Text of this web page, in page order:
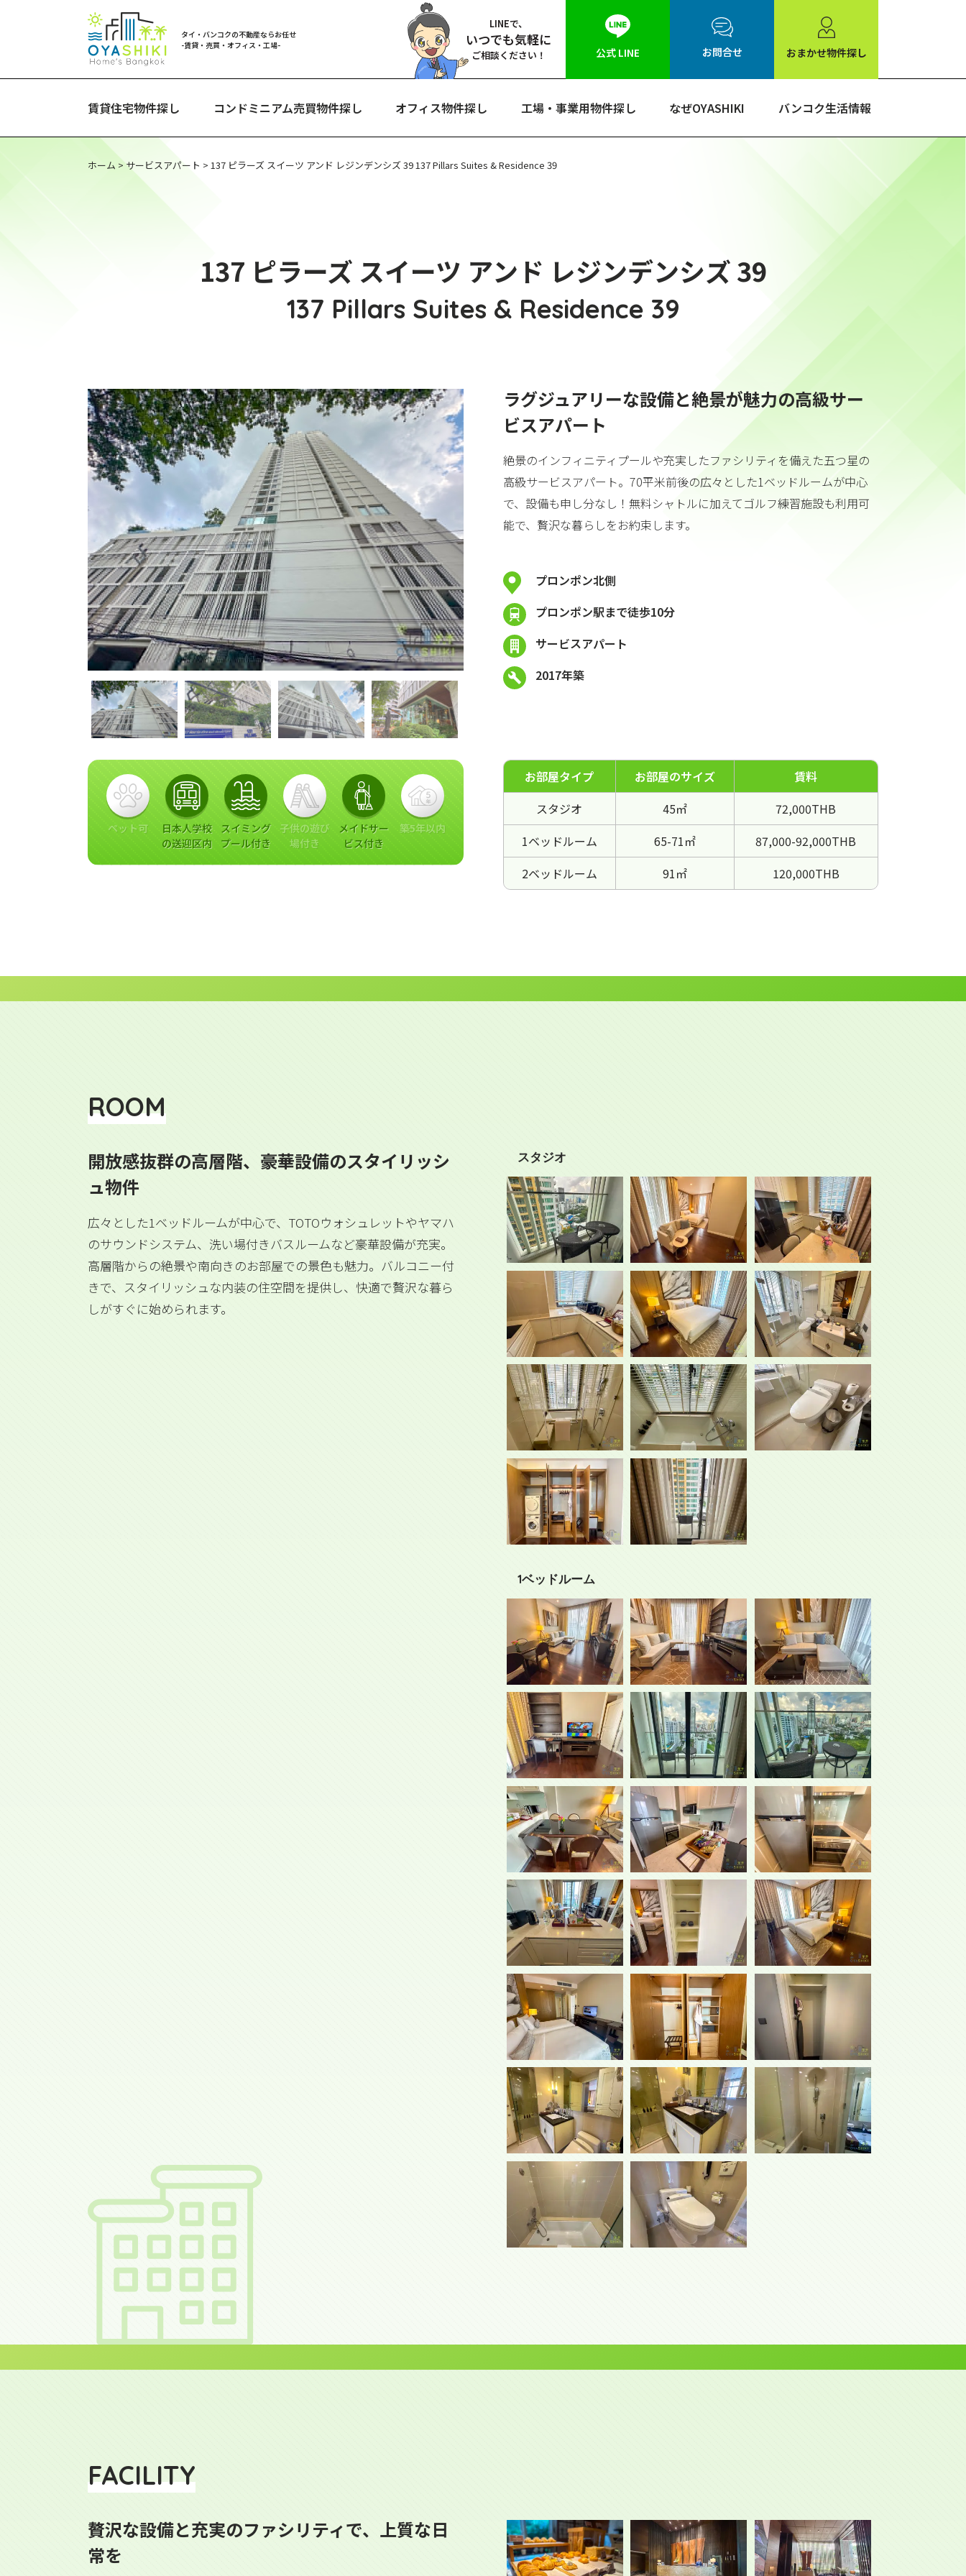
タイ・バンコクの不動産ならお任せ
-賃貸・売買・オフィス・工場-
LINEで、
いつでも気軽に
ご相談ください！ 公式 LINE お問合せ おまかせ物件探し
賃貸住宅物件探し コンドミニアム売買物件探し オフィス物件探し 工場・事業用物件探し なぜOYASHIKI バンコク生活情報
ホーム >サービスアパート > 137 ピラーズ スイーツ アンド レジンデンシズ 39 137 Pillars Suites & Residence 39
137 ピラーズ スイーツ アンド レジンデンシズ 39
137 Pillars Suites & Residence 39
ラグジュアリーな設備と絶景が魅力の高級サー
ビスアパート
絶景のインフィニティプールや充実したファシリティを備えた五つ星の
高級サービスアパート。70平米前後の広々とした1ベッドルームが中心
で、設備も申し分なし！無料シャトルに加えてゴルフ練習施設も利用可
能で、贅沢な暮らしをお約束します。
プロンポン北側
プロンポン駅まで徒歩10分
サービスアパート
2017年築
お部屋タイプ お部屋のサイズ
賃料
スタジオ
45㎡
72,000THB
1ベッドルーム
65-71㎡
87,000-92,000THB
2ベッドルーム
91㎡ 120,000THB
ペット可
日本人学校
の送迎区内
スイミング
プール付き
子供の遊び
場付き
メイドサー
ビス付き
築5年以内
ROOM
開放感抜群の高層階、豪華設備のスタイリッシ
ュ物件
広々とした1ベッドルームが中心で、TOTOウォシュレットやヤマハ
のサウンドシステム、洗い場付きバスルームなど豪華設備が充実。
高層階からの絶景や南向きのお部屋での景色も魅力。バルコニー付
きで、スタイリッシュな内装の住空間を提供し、快適で贅沢な暮ら
しがすぐに始められます。
スタジオ
1ベッドルーム
FACILITY
贅沢な設備と充実のファシリティで、上質な日
常を